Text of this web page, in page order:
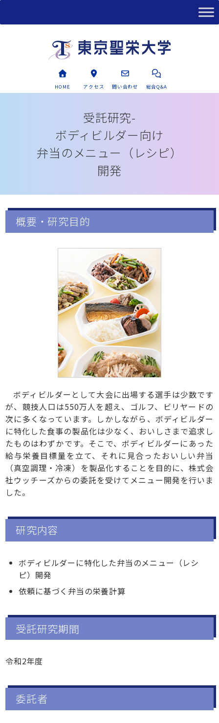
HOME アクセス 問い合わせ 総合Q&A
受託研究-
ボディビルダー向け
弁当のメニュー （レシピ）
開発
概要・研究目的
ボディビルダーとして大会に出場する選手は少数です
が、競技人口は550万人を超え、ゴルフ、ビリヤードの
次に多くなっています。しかしながら、ボディビルダー
に特化した食事の製品化は少なく、おいしさまで追求し
たものはわずかです。そこで、ボディビルダーにあった
給与栄養目標量を立て、それに見合ったおいしい弁当
（真空調理・冷凍）を製品化することを目的に、株式会
社ウッチーズからの委託を受けてメニュー開発を行いま
した。
研究内容
ボディビルダーに特化した弁当のメニュー（レシ
ピ）開発
依頼に基づく弁当の栄養計算
受託研究期間
令和2年度
委託者